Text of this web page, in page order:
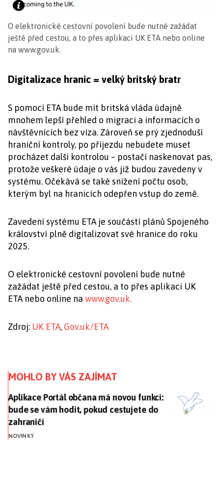
O elektronické cestovní povolení bude nutné zažádat
ještě před cestou, a to přes aplikaci UK ETA nebo online
na www.gov.uk.
Digitalizace hranic = velký britský bratr
S pomocí ETA bude mít britská vláda údajně
mnohem lepší přehled o migraci a informacích o
návštěvnících bez víza. Zároveň se prý zjednoduší
hraniční kontroly, po příjezdu nebudete muset
procházet další kontrolou – postačí naskenovat pas,
protože veškeré údaje o vás již budou zavedeny v
systému. Očekává se také snížení počtu osob,
kterým byl na hranicích odepřen vstup do země.
Zavedení systému ETA je součástí plánů Spojeného
království plně digitalizovat své hranice do roku
2025.
O elektronické cestovní povolení bude nutné
zažádat ještě před cestou, a to přes aplikaci UK
ETA nebo online na www.gov.uk.
Zdroj: UK ETA, Gov.uk/ETA
MOHLO BY VÁS ZAJÍMAT
Aplikace Portál občana má novou funkci: bude se
Aplikace Portál občana má novou funkci:
bude se vám hodit, pokud cestujete do
zahraničí
NOVINKY